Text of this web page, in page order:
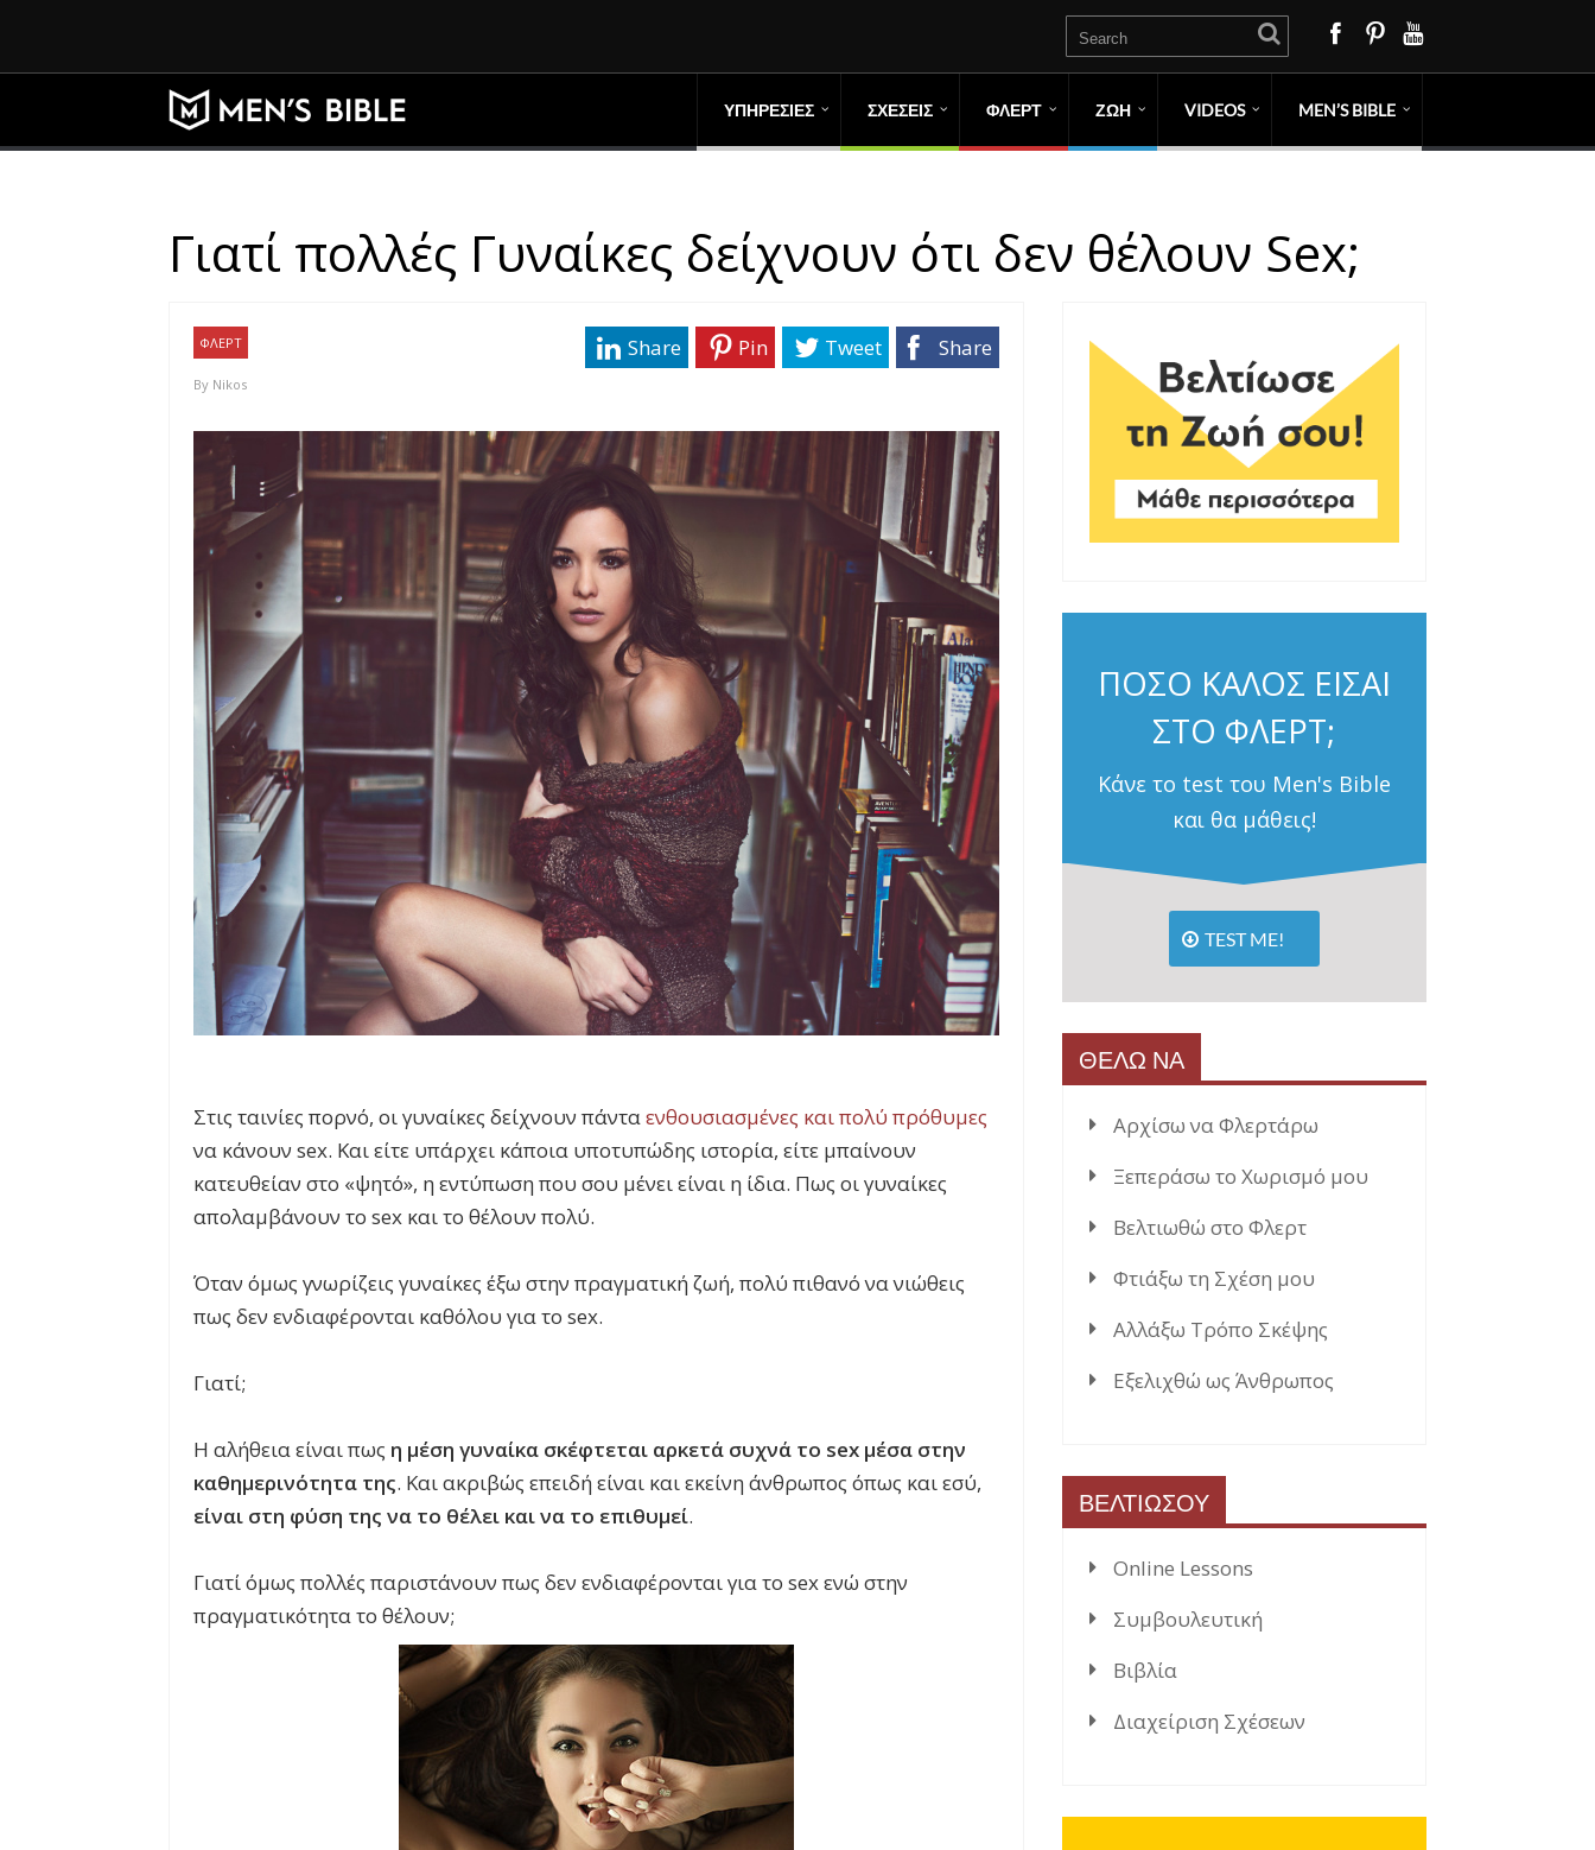
ΥΠΗΡΕΣΙΕΣ ΣΧΕΣΕΙΣ ΦΛΕΡΤ ΖΩΗ VIDEOS MEN’S BIBLE
Γιατί πολλές Γυναίκες δείχνουν ότι δεν θέλουν Sex;
ΦΛΕΡΤ
By Nikos
Share
Tweet
Pin
Share
Στις ταινίες πορνό, οι γυναίκες δείχνουν πάνταενθουσιασμένες και πολύ πρόθυμες
να κάνουν sex. Και είτε υπάρχει κάποια υποτυπώδης ιστορία, είτε μπαίνουν
κατευθείαν στο «ψητό», η εντύπωση που σου μένει είναι η ίδια. Πως οι γυναίκες
απολαμβάνουν το sex και το θέλουν πολύ.
Όταν όμως γνωρίζεις γυναίκες έξω στην πραγματική ζωή, πολύ πιθανό να νιώθεις
πως δεν ενδιαφέρονται καθόλου για το sex.
Γιατί;
Η αλήθεια είναι πως η μέση γυναίκα σκέφτεται αρκετά συχνά το sex μέσα στην
καθημερινότητα της. Και ακριβώς επειδή είναι και εκείνη άνθρωπος όπως και εσύ,
είναι στη φύση της να το θέλει και να το επιθυμεί.
Γιατί όμως πολλές παριστάνουν πως δεν ενδιαφέρονται για το sex ενώ στην
πραγματικότητα το θέλουν;
ΠΟΣΟ ΚΑΛΟΣ ΕΙΣΑΙ
ΣΤΟ ΦΛΕΡΤ;
Κάνε το test του Men's Bible
και θα μάθεις!
TEST ME!
ΘΕΛΩ ΝΑ
Αρχίσω να Φλερτάρω
Ξεπεράσω το Χωρισμό μου
Βελτιωθώ στο Φλερτ
Φτιάξω τη Σχέση μου
Αλλάξω Τρόπο Σκέψης
Εξελιχθώ ως Άνθρωπος
ΒΕΛΤΙΩΣΟΥ
Online Lessons
Συμβουλευτική
Βιβλία
Διαχείριση Σχέσεων